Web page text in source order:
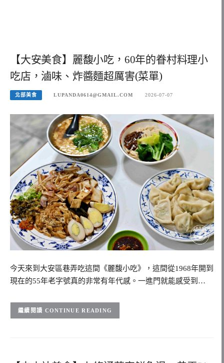
【大安美食】麗馥小吃，60年的眷村料理小
吃店，滷味、炸醬麵超厲害(菜單)
北部美食 LUPANDA0614@GMAIL.COM 2026-07-07
今天來到大安區巷弄吃這間《麗馥小吃》，這間從1968年開到
現在的55年老字號真的非常有年代感。一進門就能感受到…
CONTINUE READING